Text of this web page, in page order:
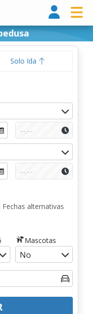
Solo Ida
Fechas alternativas
Mascotas